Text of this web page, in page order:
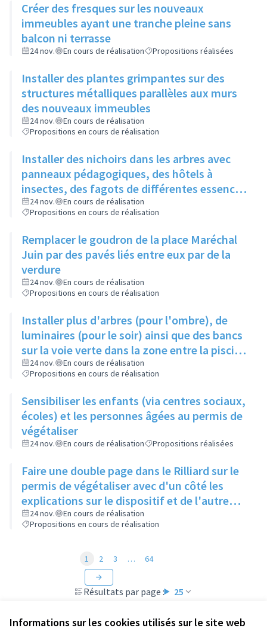
Informations sur les cookies utilisés sur le site web
Créer des fresques sur les nouveaux
immeubles ayant une tranche pleine sans
balcon ni terrasse
24 nov. En cours de réalisation Propositions réalisées
Installer des plantes grimpantes sur des
structures métalliques parallèles aux murs
des nouveaux immeubles
24 nov.
En cours de réalisation
Propositions en cours de réalisation
Installer des nichoirs dans les arbres avec
panneaux pédagogiques, des hôtels à
insectes, des fagots de différentes essences
pour stimuler la biodiversité sur la place du
Château à la Roue
24 nov.
En cours de réalisation
Propositions en cours de réalisation
Remplacer le goudron de la place Maréchal
Juin par des pavés liés entre eux par de la
verdure
24 nov.
En cours de réalisation
Propositions en cours de réalisation
Installer plus d'arbres (pour l'ombre), de
luminaires (pour le soir) ainsi que des bancs
sur la voie verte dans la zone entre la piscine
et la rue de l'Industrie
24 nov.
En cours de réalisation
Propositions en cours de réalisation
Sensibiliser les enfants (via centres sociaux,
écoles) et les personnes âgées au permis de
végétaliser
24 nov. En cours de réalisation Propositions réalisées
Faire une double page dans le Rilliard sur le
permis de végétaliser avec d'un côté les
explications sur le dispositif et de l'autre
côté des exemples concrets de lieux à
investir
24 nov.
En cours de réalisation
Propositions en cours de réalisation
Résultats par page : 25
1 2 3 … 64